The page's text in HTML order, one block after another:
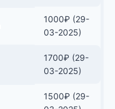
1000₽ (29-
03-2025)
1700₽ (29-
03-2025)
1500₽ (29-